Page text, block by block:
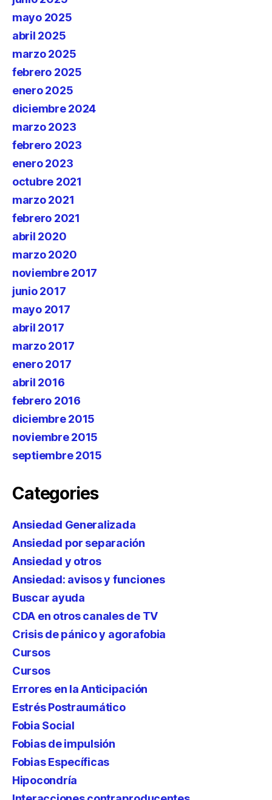
mayo 2025
abril 2025
marzo 2025
febrero 2025
enero 2025
diciembre 2024
marzo 2023
febrero 2023
enero 2023
octubre 2021
marzo 2021
febrero 2021
abril 2020
marzo 2020
noviembre 2017
junio 2017
mayo 2017
abril 2017
marzo 2017
enero 2017
abril 2016
febrero 2016
diciembre 2015
noviembre 2015
septiembre 2015
Categories
Ansiedad Generalizada
Ansiedad por separación
Ansiedad y otros
Ansiedad: avisos y funciones
Buscar ayuda
CDA en otros canales de TV
Crisis de pánico y agorafobia
Cursos
Cursos
Errores en la Anticipación
Estrés Postraumático
Fobia Social
Fobias de impulsión
Fobias Específicas
Hipocondría